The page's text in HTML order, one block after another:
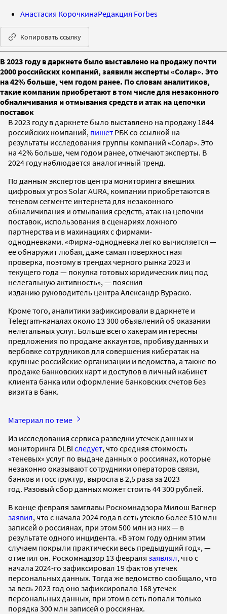
Анастасия КорочкинаРедакция Forbes
Копировать ссылку
В 2023 году в даркнете было выставлено на продажу почти
2000 российских компаний, заявили эксперты «Солар». Это
на 42% больше, чем годом ранее. По словам аналитиков,
такие компании приобретают в том числе для незаконного
обналичивания и отмывания средств и атак на цепочки
поставок
В 2023 году в даркнете было выставлено на продажу 1844
российских компаний, пишет РБК со ссылкой на
результаты исследования группы компаний «Солар». Это
на 42% больше, чем годом ранее, отмечают эксперты. В
2024 году наблюдается аналогичный тренд.
По данным экспертов центра мониторинга внешних
цифровых угроз Solar AURA, компании приобретаются в
теневом сегменте интернета для незаконного
обналичивания и отмывания средств, атак на цепочки
поставок, использования в сценариях ложного
партнерства и в махинациях с фирмами-
однодневками. «Фирма-однодневка легко вычисляется —
ее обнаружит любая, даже самая поверхностная
проверка, поэтому в трендах черного рынка 2023 и
текущего года — покупка готовых юридических лиц под
нелегальную активность», — пояснил
изданию руководитель центра Александр Вураско.
Кроме того, аналитики зафиксировали в даркнете и
Telegram-каналах около 13 300 объявлений об оказании
нелегальных услуг. Больше всего хакерам интересны
предложения по продаже аккаунтов, пробиву данных и
вербовке сотрудников для совершения кибератак на
крупные российские организации и ведомства, а также по
продаже банковских карт и доступов в личный кабинет
клиента банка или оформление банковских счетов без
визита в банк.
Материал по теме
Из исследования сервиса разведки утечек данных и
мониторинга DLBI следует, что средняя стоимость
«теневых» услуг по выдаче данных о россиянах, которые
незаконно оказывают сотрудники операторов связи,
банков и госструктур, выросла в 2,5 раза за 2023
год. Разовый сбор данных может стоить 44 300 рублей.
В конце февраля замглавы Роскомнадзора Милош Вагнер
заявил, что с начала 2024 года в сеть утекло более 510 млн
записей о россиянах, при этом 500 млн из них — в
результате одного инцидента. «В этом году одним этим
случаем покрыли практически весь предыдущий год», —
отметил он. Роскомнадзор 13 февраля заявлял, что с
начала 2024-го зафиксировал 19 фактов утечек
персональных данных. Тогда же ведомство сообщало, что
за весь 2023 год оно зафиксировало 168 утечек
персональных данных, при этом в сеть попали только
порядка 300 млн записей о россиянах.